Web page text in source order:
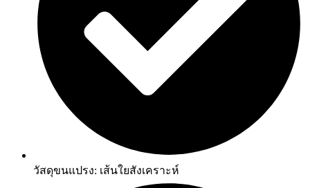
วัสดุขนแปรง: เส้นใยสังเคราะห์